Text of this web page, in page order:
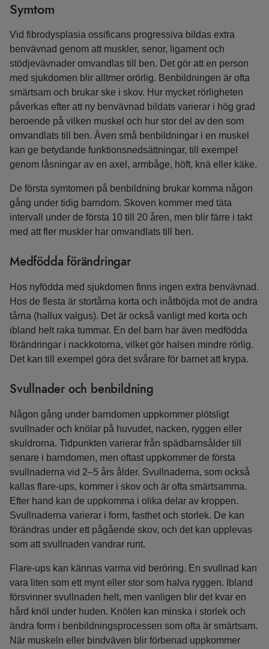
Symtom
Vid fibrodysplasia ossificans progressiva bildas extra
benvävnad genom att muskler, senor, ligament och
stödjevävnader omvandlas till ben. Det gör att en person
med sjukdomen blir alltmer orörlig. Benbildningen är ofta
smärtsam och brukar ske i skov. Hur mycket rörligheten
påverkas efter att ny benvävnad bildats varierar i hög grad
beroende på vilken muskel och hur stor del av den som
omvandlats till ben. Även små benbildningar i en muskel
kan ge betydande funktionsnedsättningar, till exempel
genom låsningar av en axel, armbåge, höft, knä eller käke.
De första symtomen på benbildning brukar komma någon
gång under tidig barndom. Skoven kommer med täta
intervall under de första 10 till 20 åren, men blir färre i takt
med att fler muskler har omvandlats till ben.
Medfödda förändringar
Hos nyfödda med sjukdomen finns ingen extra benvävnad.
Hos de flesta är stortårna korta och inåtböjda mot de andra
tårna (hallux valgus). Det är också vanligt med korta och
ibland helt raka tummar. En del barn har även medfödda
förändringar i nackkotorna, vilket gör halsen mindre rörlig.
Det kan till exempel göra det svårare för barnet att krypa.
Svullnader och benbildning
Någon gång under barndomen uppkommer plötsligt
svullnader och knölar på huvudet, nacken, ryggen eller
skuldrorna. Tidpunkten varierar från spädbarnsålder till
senare i barndomen, men oftast uppkommer de första
svullnaderna vid 2–5 års ålder. Svullnaderna, som också
kallas flare-ups, kommer i skov och är ofta smärtsamma.
Efter hand kan de uppkomma i olika delar av kroppen.
Svullnaderna varierar i form, fasthet och storlek. De kan
förändras under ett pågående skov, och det kan upplevas
som att svullnaden vandrar runt.
Flare-ups kan kännas varma vid beröring. En svullnad kan
vara liten som ett mynt eller stor som halva ryggen. Ibland
försvinner svullnaden helt, men vanligen blir det kvar en
hård knöl under huden. Knölen kan minska i storlek och
ändra form i benbildningsprocessen som ofta är smärtsam.
När muskeln eller bindväven blir förbenad uppkommer